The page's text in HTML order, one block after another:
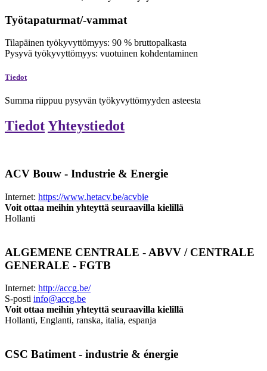
Työtapaturmat/-vammat
Tilapäinen työkyvyttömyys: 90 % bruttopalkasta
Pysyvä työkyvyttömyys: vuotuinen kohdentaminen
Tiedot
Summa riippuu pysyvän työkyvyttömyyden asteesta
TiedotYhteystiedot
ACV Bouw - Industrie & Energie
Internet: https://www.hetacv.be/acvbie
Voit ottaa meihin yhteyttä seuraavilla kielillä
Hollanti
ALGEMENE CENTRALE - ABVV / CENTRALE
GENERALE - FGTB
Internet: http://accg.be/
S-posti info@accg.be
Voit ottaa meihin yhteyttä seuraavilla kielillä
Hollanti, Englanti, ranska, italia, espanja
CSC Batiment - industrie & énergie